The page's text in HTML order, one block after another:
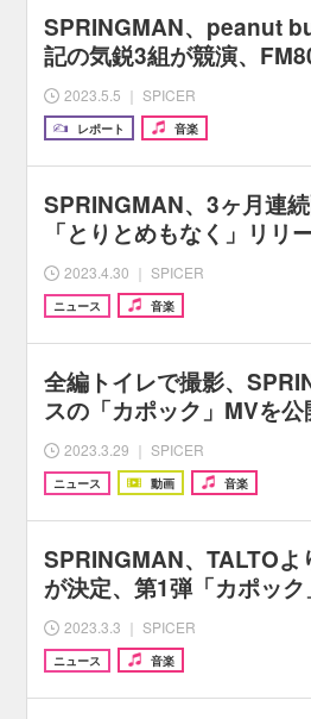
SPRINGMAN、peanut
記の気鋭3組が競演、
2023.5.5 ｜ SPICER
レポート 音楽
SPRINGMAN、3ヶ月連
「とりとめもなく」リ
2023.4.30 ｜ SPICER
ニュース 音楽
全編トイレで撮影、
スの「カポック」MVを公
2023.3.29 ｜ SPICER
ニュース 動画 音楽
SPRINGMAN、TALTOよ
が決定、第1弾「カポッ
2023.3.3 ｜ SPICER
ニュース 音楽